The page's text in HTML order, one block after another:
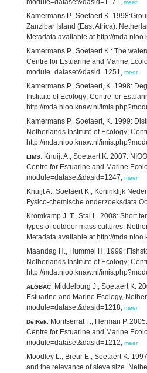
module=dataset&dasid=1171, meer
Kamermans P., Soetaert K.
Zanzibar Island (East Africa).
Metadata available at http://
Kamermans P., Soetaert K.: The
Centre for Estuarine and Marine
module=dataset&dasid=1251, meer
Kamermans P., Soetaert, K. 1998:
Institute of Ecology; Centre for
http://mda.nioo.knaw.nl/
Kamermans P., Soetaert, K. 1999:
Netherlands Institute of Ecology;
http://mda.nioo.knaw.nl/
LIMS: Knuijt A., Soetaert K. 2007:
Centre for Estuarine and Marine
module=dataset&dasid=1247, meer
Knuijt A.; Soetaert K.; Koninklijk
Fysico-chemische onderzoeksdata
Kromkamp J. T., Stal L. 2008: Short
types of outdoor mass cultures.
Metadata available at http://
Maandag H., Hummel H. 1999:
Netherlands Institute of Ecology;
http://mda.nioo.knaw.nl/
ALGBAC: Middelburg J., Soetaert K.
Estuarine and Marine Ecology,
module=dataset&dasid=1218, meer
DefRek: Montserrat F., Herman P.
Centre for Estuarine and Marine
module=dataset&dasid=1212, meer
Moodley L., Breur E., Soetaert K.
and the relevance of sieve size.